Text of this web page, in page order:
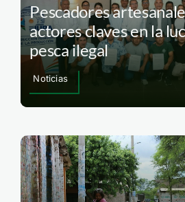
Pescadores
actores claves en la
pesca ilegal
Noticias